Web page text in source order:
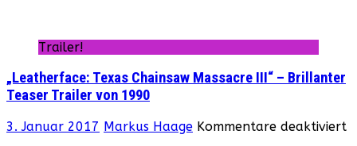
Trailer!
„Leatherface: Texas Chainsaw Massacre III“ – Brillanter
Teaser Trailer von 1990
3. Januar 2017 Markus Haage Kommentare deaktiviert